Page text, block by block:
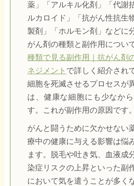
薬」「アルキル化剤」「代謝
ルカロイド」「抗がん性抗生
製剤」「ホルモン剤」などに
がん剤の種類と副作用につい
種類で見る副作用｜抗がん剤
ネジメント で詳しく紹介され
細胞を死滅させるプロセスが
は、健康な細胞にも少なか
す。これが副作用の原因です。
がんと闘うために欠かせない
療中の健康に与える影響は悩
ます。脱毛や吐き気、血液成
染症リスクの上昇といった副
において気を遣うことが多く